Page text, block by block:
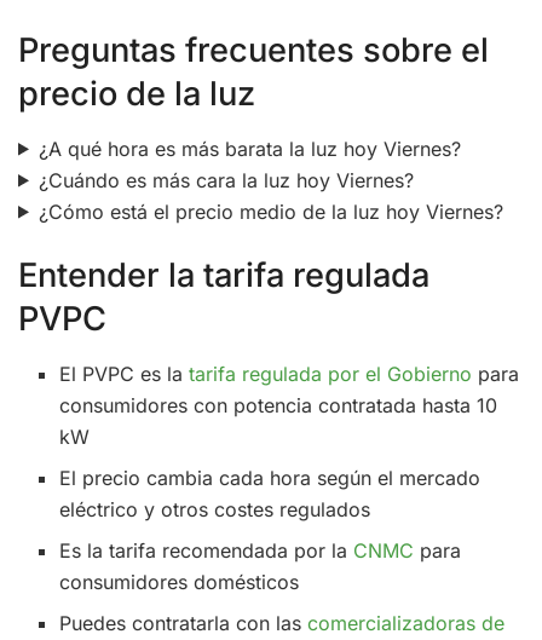
Preguntas frecuentes sobre el
precio de la luz
¿A qué hora es más barata la luz hoy Viernes?
¿Cuándo es más cara la luz hoy Viernes?
¿Cómo está el precio medio de la luz hoy Viernes?
Entender la tarifa regulada
PVPC
El PVPC es latarifa regulada por el Gobierno para
consumidores con potencia contratada hasta 10
kW
El precio cambia cada hora según el mercado
eléctrico y otros costes regulados
Es la tarifa recomendada por la CNMC para
consumidores domésticos
Puedes contratarla con lascomercializadoras de